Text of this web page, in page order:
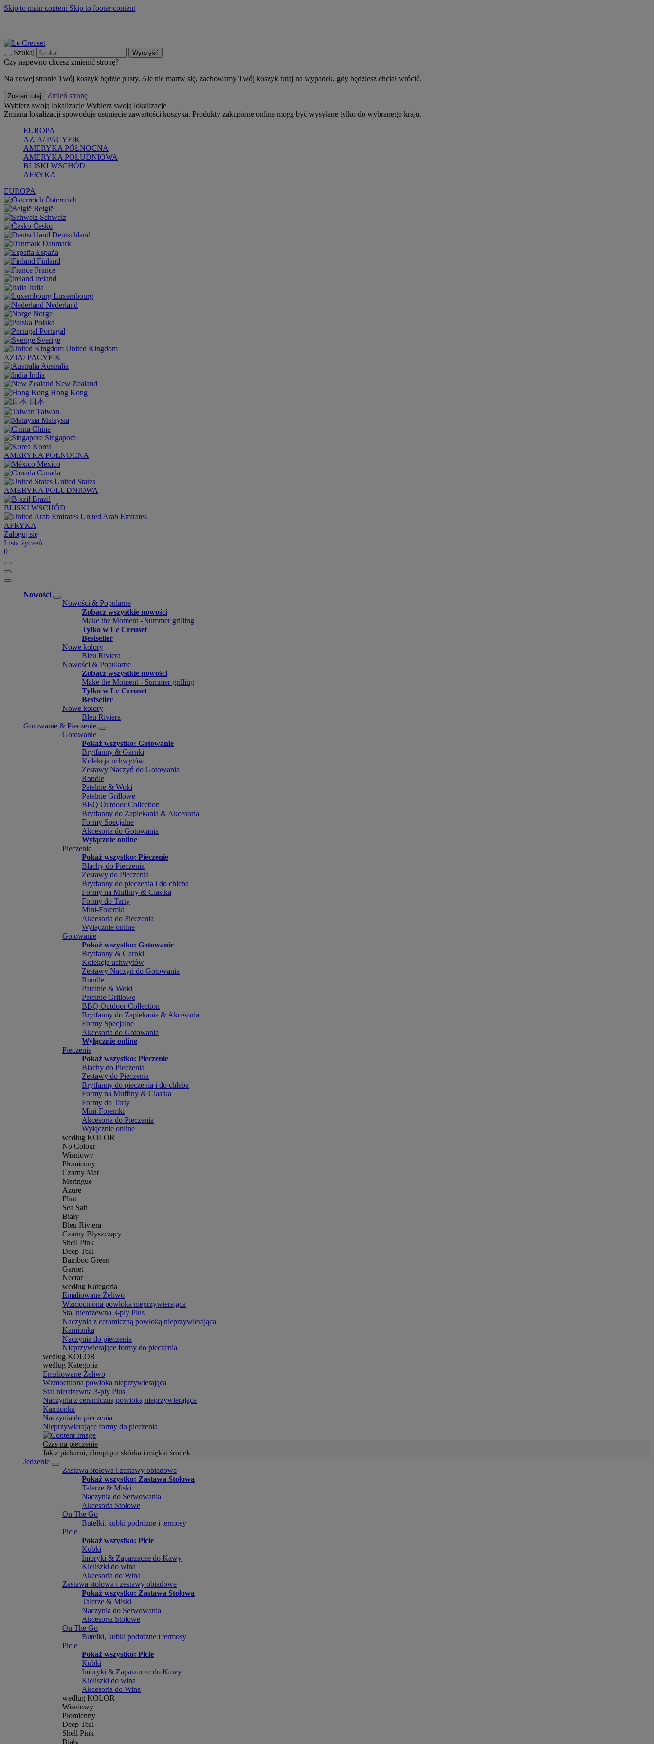
Skip to main content Skip to footer content
Szukaj Wyczyść
Czy napewno chcesz zmienić stronę?
Na nowej stronie Twój koszyk będzie pusty. Ale nie martw się, zachowamy Twój koszyk tutaj na wypadek, gdy będziesz chciał wrócić.
Zostań tutaj
Zmień stronę
Wybierz swoją lokalizacje Wybierz swoją lokalizacje
Zmiana lokalizacji spowoduje usunięcie zawartości koszyka. Produkty zakupione online mogą być wysyłane tylko do wybranego kraju.
EUROPA
AZJA/ PACYFIK
AMERYKA PÓŁNOCNA
AMERYKA POŁUDNIOWA
BLISKI WSCHÓD
AFRYKA
EUROPA
Österreich
België
Schweiz
Česko
Deutschland
Danmark
España
Finland
France
Ireland
Italia
Luxembourg
Nederland
Norge
Polska
Portugal
Sverige
United Kingdom
AZJA/ PACYFIK
Australia
India
New Zealand
Hong Kong
日本
Taiwan
Malaysia
China
Singapore
Korea
AMERYKA PÓŁNOCNA
México
Canada
United States
AMERYKA POŁUDNIOWA
Brazil
BLISKI WSCHÓD
United Arab Emirates
AFRYKA
Zaloguj się
Lista życzeń
0
Nowości
Nowości & Popularne
Zobacz wszystkie nowości
Make the Moment - Summer grilling
Tylko w Le Creuset
Bestseller
Nowe kolory
Bleu Riviera
Nowości & Popularne
Zobacz wszystkie nowości
Make the Moment - Summer grilling
Tylko w Le Creuset
Bestseller
Nowe kolory
Bleu Riviera
Gotowanie & Pieczenie
Gotowanie
Pokaż wszystko: Gotowanie
Brytfanny & Garnki
Kolekcja uchwytów
Zestawy Naczyń do Gotowania
Rondle
Patelnie & Woki
Patelnie Grillowe
BBQ Outdoor Collection
Brytfanny do Zapiekania & Akcesoria
Formy Specjalne
Akcesoria do Gotowania
Wyłącznie online
Pieczenie
Pokaż wszystko: Pieczenie
Blachy do Pieczenia
Zestawy do Pieczenia
Brytfanny do pieczenia i do chleba
Formy na Muffiny & Ciastka
Formy do Tarty
Mini-Foremki
Akcesoria do Pieczenia
Wyłącznie online
Gotowanie
Pokaż wszystko: Gotowanie
Brytfanny & Garnki
Kolekcja uchwytów
Zestawy Naczyń do Gotowania
Rondle
Patelnie & Woki
Patelnie Grillowe
BBQ Outdoor Collection
Brytfanny do Zapiekania & Akcesoria
Formy Specjalne
Akcesoria do Gotowania
Wyłącznie online
Pieczenie
Pokaż wszystko: Pieczenie
Blachy do Pieczenia
Zestawy do Pieczenia
Brytfanny do pieczenia i do chleba
Formy na Muffiny & Ciastka
Formy do Tarty
Mini-Foremki
Akcesoria do Pieczenia
Wyłącznie online
według KOLOR
No Colour
Wiśniowy
Płomienny
Czarny Mat
Meringue
Azure
Flint
Sea Salt
Biały
Bleu Riviera
Czarny Błyszczący
Shell Pink
Deep Teal
Bamboo Green
Garnet
Nectar
według Kategoria
Emaliowane Żeliwo
Wzmocniona powłoka nieprzywierająca
Stal nierdzewna 3-ply Plus
Naczynia z ceramiczną powłoką nieprzywierająca
Kamionka
Naczynia do pieczenia
Nieprzywierające formy do pieczenia
według KOLOR
według Kategoria
Emaliowane Żeliwo
Wzmocniona powłoka nieprzywierająca
Stal nierdzewna 3-ply Plus
Naczynia z ceramiczną powłoką nieprzywierająca
Kamionka
Naczynia do pieczenia
Nieprzywierające formy do pieczenia
Czas na pieczenie
Jak z piekarni, chrupiąca skórka i miękki środek
Jedzenie
Zastawa stołowa i zestawy obiadowe
Pokaż wszystko: Zastawa Stołowa
Talerze & Miski
Naczynia do Serwowania
Akcesoria Stołowe
On The Go
Butelki, kubki podróżne i termosy
Picie
Pokaż wszystko: Picie
Kubki
Imbryki & Zaparzacze do Kawy
Kieliszki do wina
Akcesoria do Wina
Zastawa stołowa i zestawy obiadowe
Pokaż wszystko: Zastawa Stołowa
Talerze & Miski
Naczynia do Serwowania
Akcesoria Stołowe
On The Go
Butelki, kubki podróżne i termosy
Picie
Pokaż wszystko: Picie
Kubki
Imbryki & Zaparzacze do Kawy
Kieliszki do wina
Akcesoria do Wina
według KOLOR
Wiśniowy
Płomienny
Deep Teal
Shell Pink
Biały